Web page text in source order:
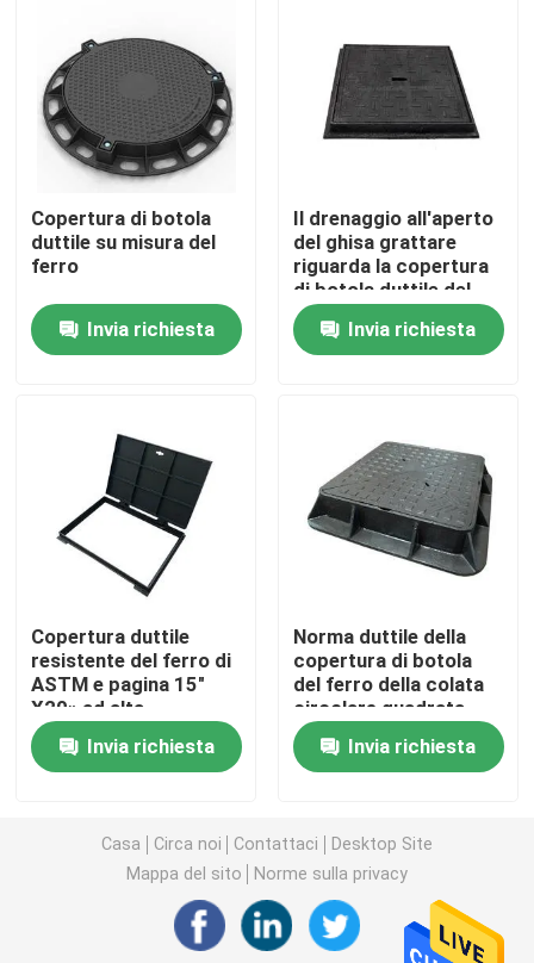
Controllo di qualità
Contattici
Richieda una citazione
Piatto di acciaio al carbonio
Striscia di acciaio al carbonio
strato ondulato di gi
Flangia del tubo d'acciaio
Tubo senza cuciture galvanizzato
Accessorio per tubi d'acciaio
Filo di ferro di gi
rete metallica saldata
Copertura di botola
duttile su misura del
ferro
Invia richiesta
Il drenaggio all'aperto
del ghisa grattare
riguarda la copertura
di botola duttile del
ghisa
Invia richiesta
Copertura duttile
resistente del ferro di
ASTM e pagina 15"
X20» ad alta
resistenza
Invia richiesta
Norma duttile della
copertura di botola
del ferro della colata
circolare quadrata
ASTM ASME AISI
Invia richiesta
Casa Circa noi Contattaci
Desktop Site
Mappa del sito
Norme sulla privacy